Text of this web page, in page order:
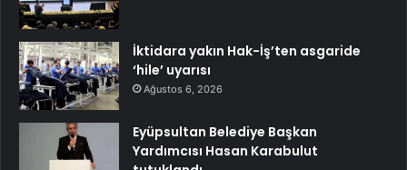
İktidara yakın Hak-İş’ten asgaride
‘hile’ uyarısı
Ağustos 6, 2026
Eyüpsultan Belediye Başkan
Yardımcısı Hasan Karabulut